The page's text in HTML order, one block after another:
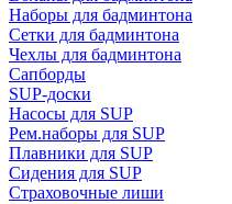
Наборы для бадминтона
Сетки для бадминтона
Чехлы для бадминтона
Сапборды
SUP-доски
Насосы для SUP
Рем.наборы для SUP
Плавники для SUP
Сидения для SUP
Страховочные лиши